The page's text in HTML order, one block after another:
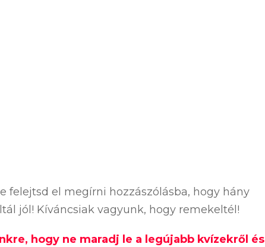
felejtsd el megírni hozzászólásba, hogy hány
jól! Kíváncsiak vagyunk, hogy remekeltél!
hogy ne maradj le a legújabb kvízekről és